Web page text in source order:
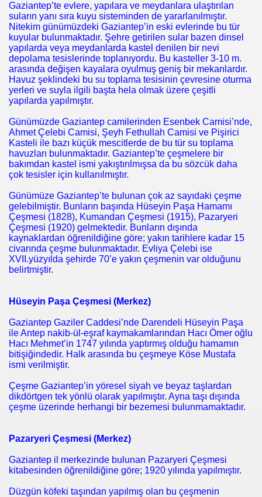
Gaziantep’te evlere, yapılara ve meydanlara ulaştırılan
suların yanı sıra kuyu sisteminden de yararlanılmıştır.
Nitekim günümüzdeki Gaziantep’in eski evlerinde bu tür
kuyular bulunmaktadır. Şehre getirilen sular bazen dinsel
yapılarda veya meydanlarda kastel denilen bir nevi
depolama tesislerinde toplanıyordu. Bu kasteller 3-10 m.
arasında değişen kayalara oyulmuş geniş bir mekanlardır.
Havuz şeklindeki bu su toplama tesisinin çevresine oturma
yerleri ve suyla ilgili başta hela olmak üzere çeşitli
yapılarda yapılmıştır.
Günümüzde Gaziantep camilerinden Esenbek Camisi’nde,
Ahmet Çelebi Camisi, Şeyh Fethullah Camisi ve Pişirici
Kasteli ile bazı küçük mescitlerde de bu tür su toplama
havuzları bulunmaktadır. Gaziantep’te çeşmelere bir
bakımdan kastel ismi yakıştırılmışsa da bu sözcük daha
çok tesisler için kullanılmıştır.
Günümüze Gaziantep’te bulunan çok az sayıdaki çeşme
gelebilmiştir. Bunların başında Hüseyin Paşa Hamamı
Çeşmesi (1828), Kumandan Çeşmesi (1915), Pazaryeri
Çeşmesi (1920) gelmektedir. Bunların dışında
kaynaklardan öğrenildiğine göre; yakın tarihlere kadar 15
civarında çeşme bulunmaktadır. Evliya Çelebi ise
XVII.yüzyılda şehirde 70’e yakın çeşmenin var olduğunu
belirtmiştir.
Hüseyin Paşa Çeşmesi (Merkez)
Gaziantep Gaziler Caddesi’nde Darendeli Hüseyin Paşa
ile Antep nakib-ül-eşraf kaymakamlarından Hacı Ömer oğlu
Hacı Mehmet’in 1747 yılında yaptırmış olduğu hamamın
bitişiğindedir. Halk arasında bu çeşmeye Köse Mustafa
ismi verilmiştir.
Çeşme Gaziantep’in yöresel siyah ve beyaz taşlardan
dikdörtgen tek yönlü olarak yapılmıştır. Ayna taşı dışında
çeşme üzerinde herhangi bir bezemesi bulunmamaktadır.
Pazaryeri Çeşmesi (Merkez)
Gaziantep il merkezinde bulunan Pazaryeri Çeşmesi
kitabesinden öğrenildiğine göre; 1920 yılında yapılmıştır.
Düzgün köfeki taşından yapılmış olan bu çeşmenin